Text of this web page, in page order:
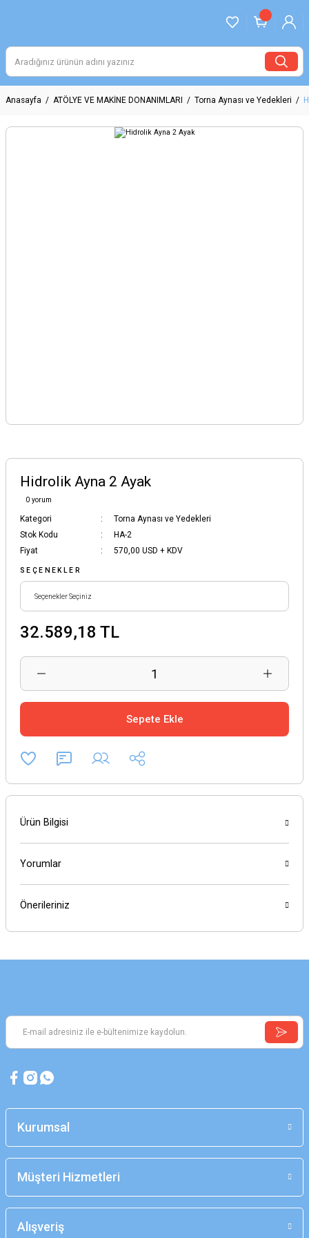
Anasayfa ATÖLYE VE MAKİNE DONANIMLARI Torna Aynası ve Yedekleri
Hidrolik Ayna 2 Ayak
0 yorum
Kategori
Torna Aynası ve Yedekleri
Stok Kodu
HA-2
Fiyat
570,00 USD + KDV
SEÇENEKLER
32.589,18 TL
Sepete Ekle
Ürün Bilgisi
Yorumlar
Önerileriniz
Kurumsal
Müşteri Hizmetleri
Alışveriş